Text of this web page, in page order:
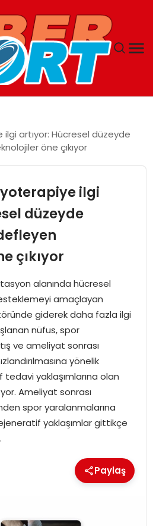
artıyor: Hücresel düzeyde
öne çıkıyor
ilgi
düzeyde
çıkıyor
alanında hücresel
amaçlayan
giderek daha fazla ilgi
nüfus, spor
ve ameliyat sonrası
yönelik
yaklaşımlarına olan
Ameliyat sonrası
spor yaralanmalarına
yaklaşımlar gittikçe
Paylaş